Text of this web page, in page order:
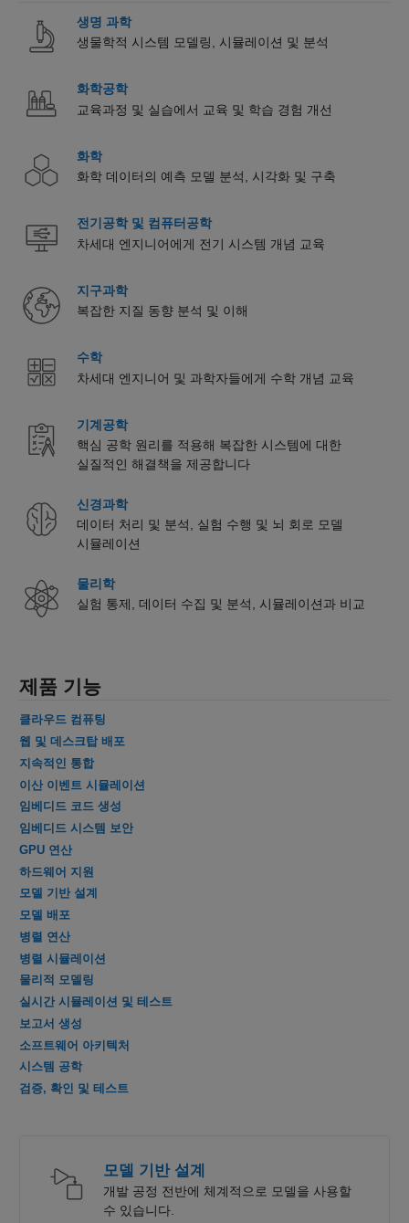
생명 과학
생물학적 시스템 모델링, 시뮬레이션 및 분석
화학공학
교육과정 및 실습에서 교육 및 학습 경험 개선
화학
화학 데이터의 예측 모델 분석, 시각화 및 구축
전기공학 및 컴퓨터공학
차세대 엔지니어에게 전기 시스템 개념 교육
지구과학
복잡한 지질 동향 분석 및 이해
수학
차세대 엔지니어 및 과학자들에게 수학 개념 교육
기계공학
핵심 공학 원리를 적용해 복잡한 시스템에 대한
실질적인 해결책을 제공합니다
신경과학
데이터 처리 및 분석, 실험 수행 및 뇌 회로 모델
시뮬레이션
물리학
실험 통제, 데이터 수집 및 분석, 시뮬레이션과 비교
제품 기능
클라우드 컴퓨팅
웹 및 데스크탑 배포
지속적인 통합
이산 이벤트 시뮬레이션
임베디드 코드 생성
임베디드 시스템 보안
GPU 연산
하드웨어 지원
모델 기반 설계
모델 배포
병렬 연산
병렬 시뮬레이션
물리적 모델링
실시간 시뮬레이션 및 테스트
보고서 생성
소프트웨어 아키텍처
시스템 공학
검증, 확인 및 테스트
모델 기반 설계
개발 공정 전반에 체계적으로 모델을 사용할
수 있습니다.